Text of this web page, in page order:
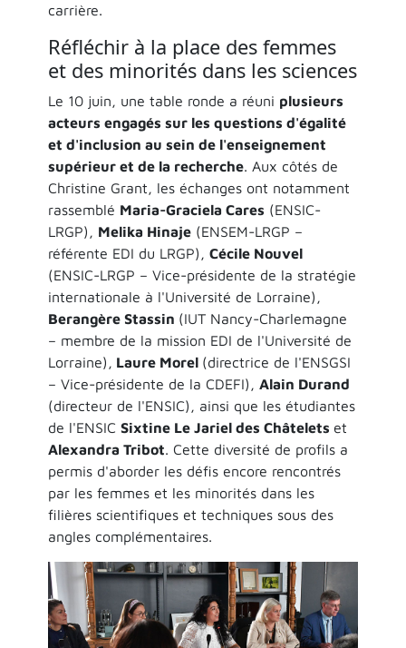
carrière.
Réfléchir à la place des femmes
et des minorités dans les sciences
Le 10 juin, une table ronde a réuni plusieurs
acteurs engagés sur les questions d'égalité
et d'inclusion au sein de l'enseignement
supérieur et de la recherche. Aux côtés de
Christine Grant, les échanges ont notamment
rassemblé Maria-Graciela Cares (ENSIC-
LRGP), Melika Hinaje(ENSEM-LRGP –
référente EDI du LRGP), Cécile Nouvel
(ENSIC-LRGP – Vice-présidente de la stratégie
internationale à l'Université de Lorraine),
Berangère Stassin (IUT Nancy-Charlemagne
– membre de la mission EDI de l'Université de
Lorraine),
Laure Morel (directrice de l'ENSGSI
– Vice-présidente de la CDEFI), Alain Durand
(directeur de l'ENSIC), ainsi que les étudiantes
de l'ENSIC Sixtine Le Jariel des Châtelets et
Alexandra Tribot . Cette diversité de profils a
permis d'aborder les défis encore rencontrés
par les femmes et les minorités dans les
filières scientifiques et techniques sous des
angles complémentaires.